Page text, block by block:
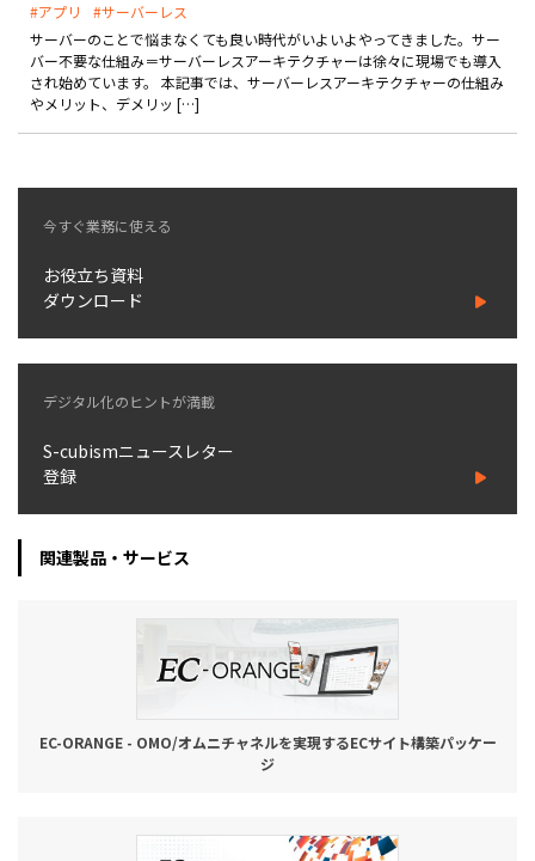
費用
製品
通販受注対応
EC運用支援
スクラッチ開発
内製化支援
03-6432-0346
電話受付：平日 10:00~17:00
お問い合わせ
#アプリ
#サーバーレス
サーバーのことで悩まなくても良い時代がいよいよやってきました。サー
バー不要な仕組み＝サーバーレスアーキテクチャーは徐々に現場でも導入
され始めています。 本記事では、サーバーレスアーキテクチャーの仕組み
やメリット、デメリッ […]
今すぐ業務に使える
お役立ち資料
ダウンロード
デジタル化のヒントが満載
S-cubismニュースレター
登録
関連製品・サービス
EC-ORANGE - OMO/オムニチャネルを実現するECサイト構築パッケー
ジ